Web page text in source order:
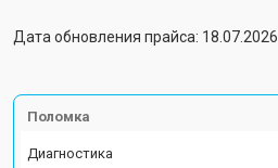
Дата обновления прайса: 18.07.2026
Поломка
Диагностика